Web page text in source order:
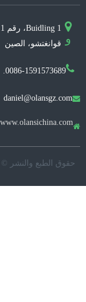
و قوانغتشو، الصين
0086-1591573689.

daniel@olansgz.com

www.olansichina.com.
حقوق الطبع والنشر © 2021. Olansi Healthcare Co.، Ltd.